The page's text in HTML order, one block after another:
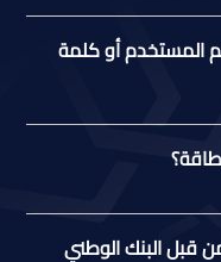
المستخدم أو كلمة
قبل البنك الوطني